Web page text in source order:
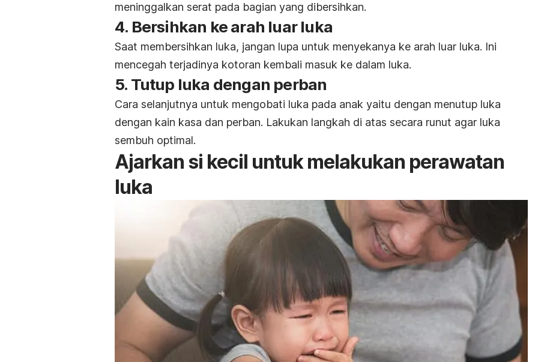
meninggalkan serat pada bagian yang dibersihkan.
4. Bersihkan ke arah luar luka
Saat membersihkan luka, jangan lupa untuk menyekanya ke arah luar luka. Ini
mencegah terjadinya kotoran kembali masuk ke dalam luka.
5. Tutup luka dengan perban
Cara selanjutnya untuk mengobati luka pada anak yaitu dengan menutup luka
dengan kain kasa dan perban. Lakukan langkah di atas secara runut agar luka
sembuh optimal.
Ajarkan si kecil untuk melakukan perawatan
luka